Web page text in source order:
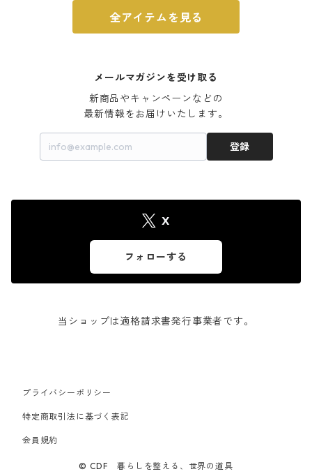
全アイテムを見る
メールマガジンを受け取る
新商品やキャンペーンなどの
最新情報をお届けいたします。
登録
X
フォローする
当ショップは適格請求書発行事業者です。
プライバシーポリシー
特定商取引法に基づく表記
会員規約
© CDF 暮らしを整える、世界の道具